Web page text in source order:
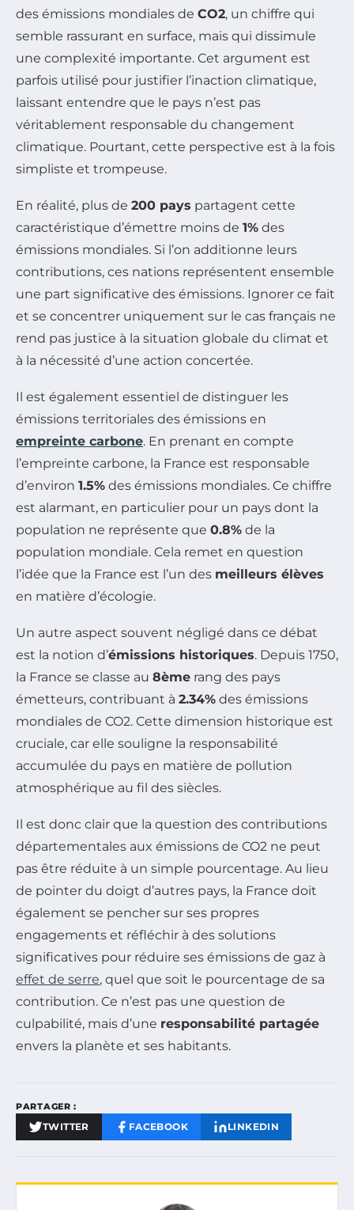
des émissions mondiales de CO2, un chiffre qui
semble rassurant en surface, mais qui dissimule
une complexité importante. Cet argument est
parfois utilisé pour justifier l’inaction climatique,
laissant entendre que le pays n’est pas
véritablement responsable du changement
climatique. Pourtant, cette perspective est à la fois
simpliste et trompeuse.
En réalité, plus de 200 pays partagent cette
caractéristique d’émettre moins de 1% des
émissions mondiales. Si l’on additionne leurs
contributions, ces nations représentent ensemble
une part significative des émissions. Ignorer ce fait
et se concentrer uniquement sur le cas français ne
rend pas justice à la situation globale du climat et
à la nécessité d’une action concertée.
Il est également essentiel de distinguer les
émissions territoriales des émissions en
empreinte carbone. En prenant en compte
l’empreinte carbone, la France est responsable
d’environ 1.5% des émissions mondiales. Ce chiffre
est alarmant, en particulier pour un pays dont la
population ne représente que 0.8% de la
population mondiale. Cela remet en question
l’idée que la France est l’un des meilleurs élèves
en matière d’écologie.
Un autre aspect souvent négligé dans ce débat
est la notion d’émissions historiques. Depuis 1750,
la France se classe au 8ème rang des pays
émetteurs, contribuant à 2.34% des émissions
mondiales de CO2. Cette dimension historique est
cruciale, car elle souligne la responsabilité
accumulée du pays en matière de pollution
atmosphérique au fil des siècles.
Il est donc clair que la question des contributions
départementales aux émissions de CO2 ne peut
pas être réduite à un simple pourcentage. Au lieu
de pointer du doigt d’autres pays, la France doit
également se pencher sur ses propres
engagements et réfléchir à des solutions
significatives pour réduire ses émissions de gaz à
effet de serre, quel que soit le pourcentage de sa
contribution. Ce n’est pas une question de
culpabilité, mais d’une responsabilité partagée
envers la planète et ses habitants.
PARTAGER :
TWITTER FACEBOOK LINKEDIN